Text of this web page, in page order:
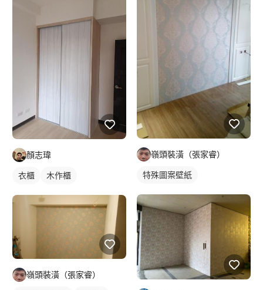
顏志瑋
衣櫃 木作櫃
嶺頭裝潢（張家睿）
嶺頭裝潢（張家睿）
特殊圖案壁紙